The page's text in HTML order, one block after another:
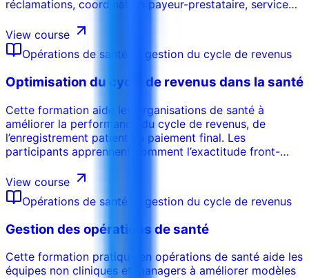
réclamations, coordination payeur-prestataire, service
View course
Opérations de santé et gestion du cycle de revenus
Optimisation du cycle de revenus dans la santé
Cette formation aide les organisations de santé à
améliorer la performance du cycle de revenus, de
l’enregistrement patient au paiement final. Les
participants apprennent comment l’exactitude front-
réclamations, les refus et le reporting influencent la
trésorerie.
View course
Opérations de santé et gestion du cycle de revenus
Gestion des opérations de santé
Cette formation pratique en opérations de santé aide les
équipes non cliniques et managers à améliorer modèles